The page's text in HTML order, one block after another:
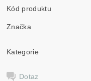
Kód produktu
Značka
Kategorie
Dotaz